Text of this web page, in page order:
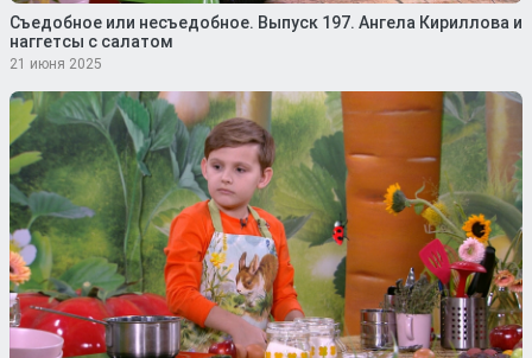
Съедобное или несъедобное. Выпуск 197. Ангела Кириллова и
наггетсы с салатом
21 июня 2025